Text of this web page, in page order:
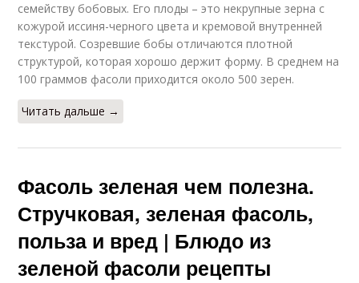
семейству бобовых. Его плоды – это некрупные зерна с
кожурой иссиня-черного цвета и кремовой внутренней
текстурой. Созревшие бобы отличаются плотной
структурой, которая хорошо держит форму. В среднем на
100 граммов фасоли приходится около 500 зерен.
Читать дальше →
Фасоль зеленая чем полезна.
Стручковая, зеленая фасоль,
польза и вред | Блюдо из
зеленой фасоли рецепты